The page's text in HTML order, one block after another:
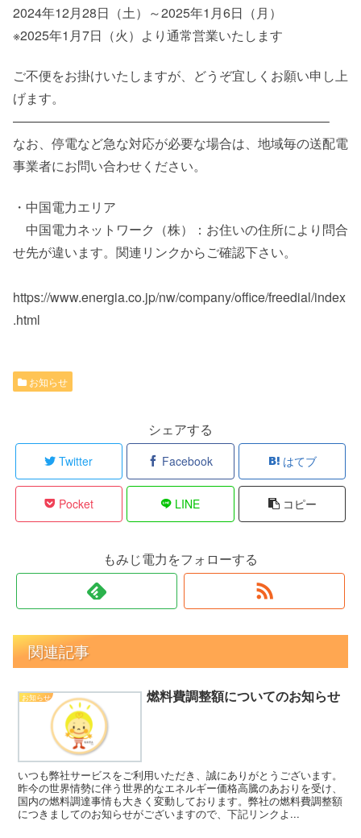
2024年12月28日（土）～2025年1月6日（月）
※2025年1月7日（火）より通常営業いたします
ご不便をお掛けいたしますが、どうぞ宜しくお願い申し上
げます。
————————————————————————–
なお、停電など急な対応が必要な場合は、地域毎の送配電
事業者にお問い合わせください。
・中国電力エリア
中国電力ネットワーク（株）：お住いの住所により問合
せ先が違います。関連リンクからご確認下さい。
https://www.energia.co.jp/nw/company/office/freedial/index
.html
お知らせ
シェアする
Twitter Facebook はてブ
Pocket LINE コピー
もみじ電力をフォローする
関連記事
お知らせ 燃料費調整額についてのお知らせ
いつも弊社サービスをご利用いただき、誠にありがとうございます。
昨今の世界情勢に伴う世界的なエネルギー価格高騰のあおりを受け、
国内の燃料調達事情も大きく変動しております。弊社の燃料費調整額
につきましてのお知らせがございますので、下記リンクよ...